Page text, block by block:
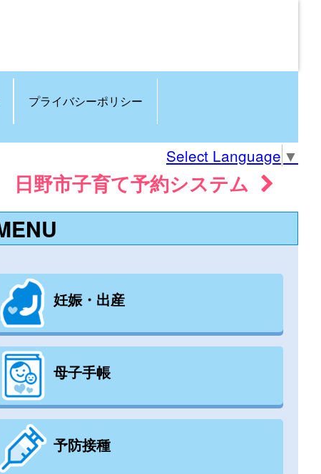
プライバシーポリシー
Select Language ▼
日野市子育て予約システム
妊娠・出産
母子手帳
予防接種